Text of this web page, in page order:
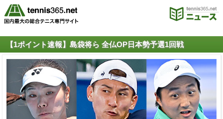
【1ポイント速報】島袋将ら 全仏OP日本勢予選1回戦